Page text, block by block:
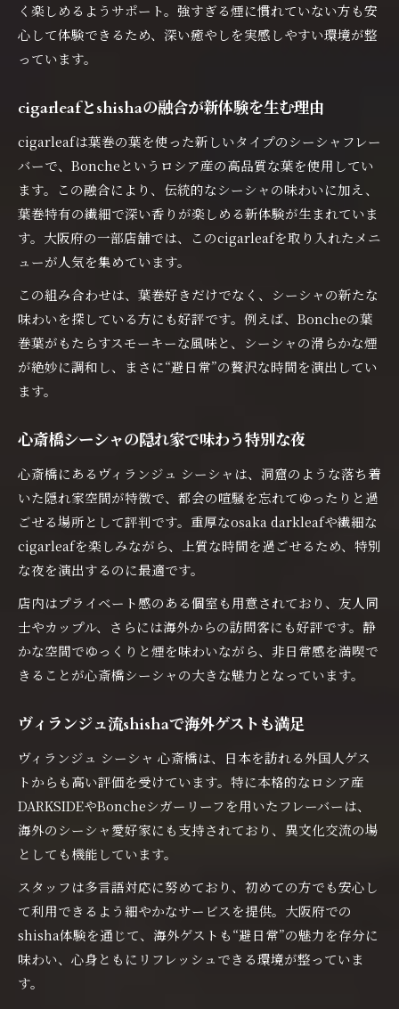
初心者必見shishaに合うウイスキーの選び方
ヴィランジュの提案するshishaペアリング体験
osaka darkleafと相性抜群のドリンクを探る
cigarleafに合う軽食で充実のshisha時間を
大阪府で深夜までshishaを楽しむ贅沢な時間
shishaと避日常体験で心に残る夜を演出
ヴィランジュ シーシャの深みある煙が癒やす
理由
ミナミの個室で体験する新しいshisha文化
cigarleaf×osaka darkleafのミックスで新発
見
く楽しめるようサポート。強すぎる煙に慣れていない方も安
心して体験できるため、深い癒やしを実感しやすい環境が整
っています。
cigarleafとshishaの融合が新体験を生む理由
cigarleafは葉巻の葉を使った新しいタイプのシーシャフレー
バーで、Boncheというロシア産の高品質な葉を使用してい
ます。この融合により、伝統的なシーシャの味わいに加え、
葉巻特有の繊細で深い香りが楽しめる新体験が生まれていま
す。大阪府の一部店舗では、このcigarleafを取り入れたメニ
ューが人気を集めています。
この組み合わせは、葉巻好きだけでなく、シーシャの新たな
味わいを探している方にも好評です。例えば、Boncheの葉
巻葉がもたらすスモーキーな風味と、シーシャの滑らかな煙
が絶妙に調和し、まさに“避日常”の贅沢な時間を演出してい
ます。
心斎橋シーシャの隠れ家で味わう特別な夜
心斎橋にあるヴィランジュ シーシャは、洞窟のような落ち着
いた隠れ家空間が特徴で、都会の喧騒を忘れてゆったりと過
ごせる場所として評判です。重厚なosaka darkleafや繊細な
cigarleafを楽しみながら、上質な時間を過ごせるため、特別
な夜を演出するのに最適です。
店内はプライベート感のある個室も用意されており、友人同
士やカップル、さらには海外からの訪問客にも好評です。静
かな空間でゆっくりと煙を味わいながら、非日常感を満喫で
きることが心斎橋シーシャの大きな魅力となっています。
ヴィランジュ流shishaで海外ゲストも満足
ヴィランジュ シーシャ 心斎橋は、日本を訪れる外国人ゲス
トからも高い評価を受けています。特に本格的なロシア産
DARKSIDEやBoncheシガーリーフを用いたフレーバーは、
海外のシーシャ愛好家にも支持されており、異文化交流の場
としても機能しています。
スタッフは多言語対応に努めており、初めての方でも安心し
て利用できるよう細やかなサービスを提供。大阪府での
shisha体験を通じて、海外ゲストも“避日常”の魅力を存分に
味わい、心身ともにリフレッシュできる環境が整っていま
す。